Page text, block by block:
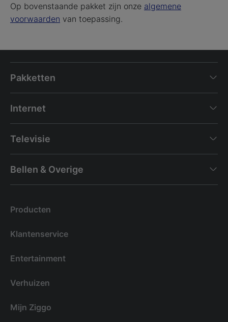
Op bovenstaande pakket zijn onze algemene
voorwaarden van toepassing.
Pakketten
Internet
Televisie
Bellen & Overige
Producten
Klantenservice
Entertainment
Verhuizen
Mijn Ziggo